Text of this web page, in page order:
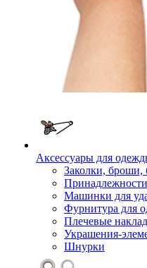
Аксессуары для
Заколки, броши,
Машинки для
Фурнитура для
Плечевые
Украшения-
Шнурки